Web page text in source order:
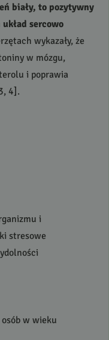
biały, to pozytywny
sercowo
wykazały, że
w mózgu,
i poprawia
4].
i
stresowe
w wieku